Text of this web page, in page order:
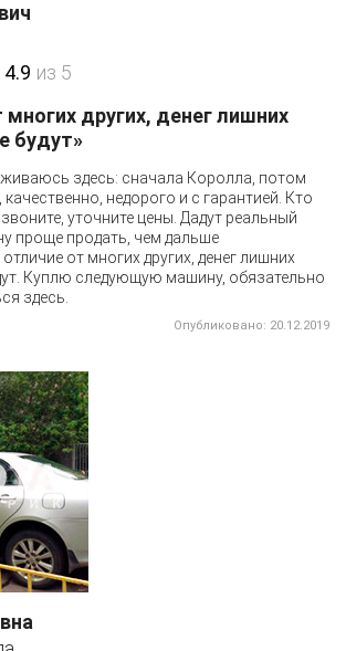
4.9 из 5
многих других, денег лишних
будут»
здесь: сначала Королла, потом
недорого и с гарантией. Кто
уточните цены. Дадут реальный
проще продать, чем дальше
от многих других, денег лишних
Куплю следующую машину, обязательно
здесь.
Опубликовано: 20.12.2019